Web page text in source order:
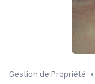
Gestion de Propriété •